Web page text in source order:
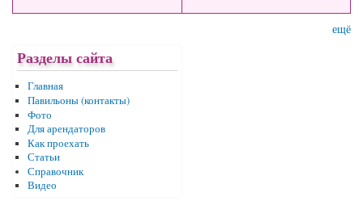
ещё
Разделы сайта
Главная
Павильоны (контакты)
Фото
Для арендаторов
Как проехать
Статьи
Справочник
Видео